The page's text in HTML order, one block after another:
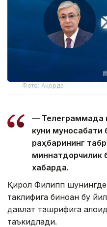
Фото: Ақорда
— Телеграммада
куни муносабати
раҳбарининг
миннатдорчилик
хабарда.
Қирол Филипп
таклифига биноан бу
давлат ташрифига
таъкидлади.